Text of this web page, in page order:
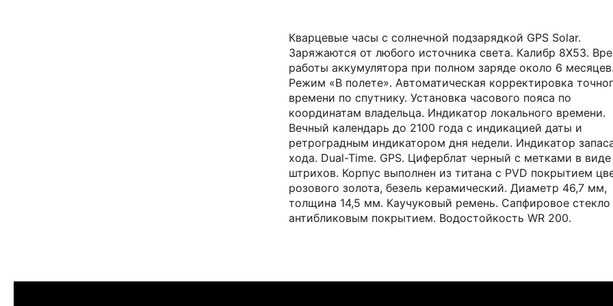
Кварцевые часы с солнечной подзарядкой GPS Solar.
Заряжаются от любого источника света. Калибр 8X53.
работы аккумулятора при полном заряде около 6 месяцев.
Режим «В полете». Автоматическая корректировка
времени по спутнику. Установка часового пояса по
координатам владельца. Индикатор локального времени.
Вечный календарь до 2100 года с индикацией даты и
ретроградным индикатором дня недели. Индикатор
хода. Dual-Time. GPS. Циферблат черный с метками в виде
штрихов. Корпус выполнен из титана с PVD покрытием
розового золота, безель керамический. Диаметр 46,7 мм,
толщина 14,5 мм. Каучуковый ремень. Сапфировое стекло
антибликовым покрытием. Водостойкость WR 200.